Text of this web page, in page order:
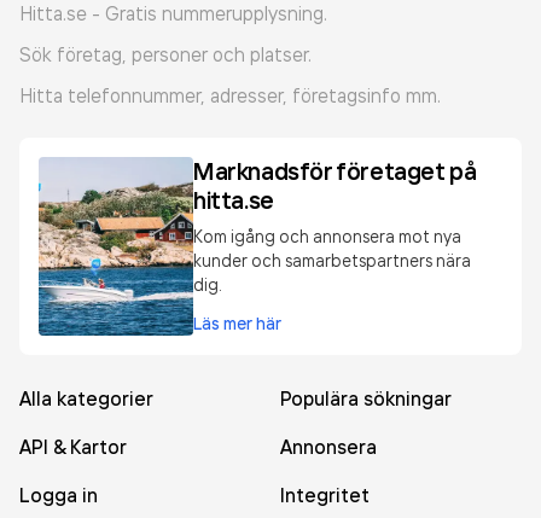
Hitta.se - Gratis nummerupplysning.
Sök företag, personer och platser.
Hitta telefonnummer, adresser, företagsinfo mm.
Marknadsför företaget på
hitta.se
Kom igång och annonsera mot nya
kunder och samarbetspartners nära
dig.
Läs mer här
Alla kategorier
Populära sökningar
API & Kartor
Annonsera
Logga in
Integritet